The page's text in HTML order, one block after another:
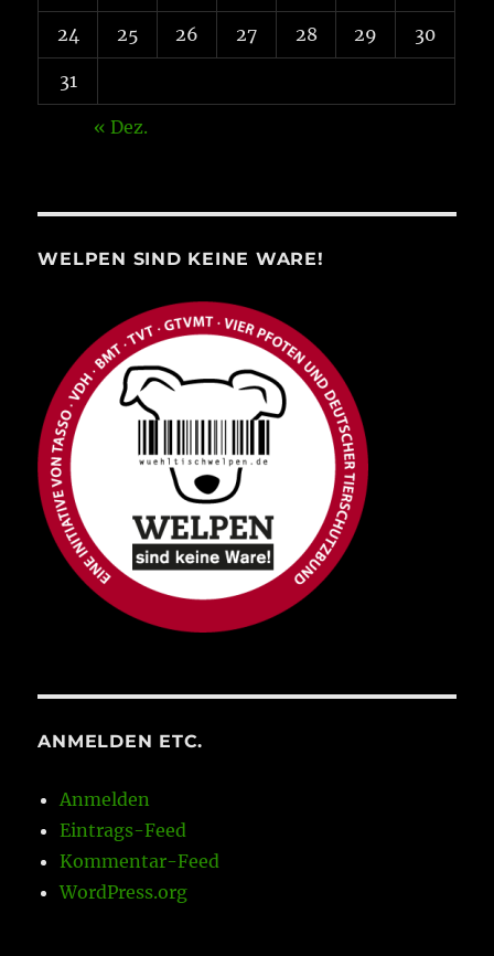
24 25 26 27 28 29 30
31
« Dez.
WELPEN SIND KEINE WARE!
ANMELDEN ETC.
Anmelden
Eintrags-Feed
Kommentar-Feed
WordPress.org